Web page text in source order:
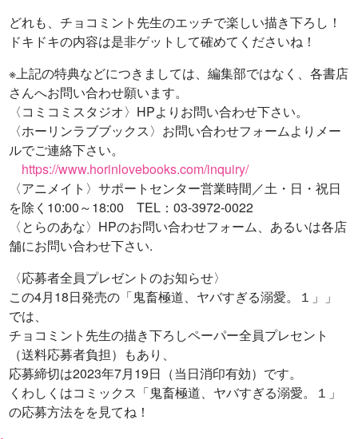
どれも、チョコミント先生のエッチで楽しい描き下ろし！
ドキドキの内容は是非ゲットして確めてくださいね！
※上記の特典などにつきましては、編集部ではなく、各書店
さんへお問い合わせ願います。
〈コミコミスタジオ〉HPよりお問い合わせ下さい。
〈ホーリンラブブックス〉お問い合わせフォームよりメー
ルでご連絡下さい。
https://www.horinlovebooks.com/inquiry/
〈アニメイト〉サポートセンター営業時間／土・日・祝日
を除く10:00～18:00 TEL：03-3972-0022
〈とらのあな〉HPのお問い合わせフォーム、あるいは各店
舗にお問い合わせ下さい.
〈応募者全員プレゼントのお知らせ〉
この4月18日発売の「鬼畜極道、ヤバすぎる溺愛。１」」
では、
チョコミント先生の描き下ろしペーパー全員プレセント
（送料応募者負担）もあり、
応募締切は2023年7月19日（当日消印有効）です。
くわしくはコミックス「鬼畜極道、ヤバすぎる溺愛。１」
の応募方法をを見てね！